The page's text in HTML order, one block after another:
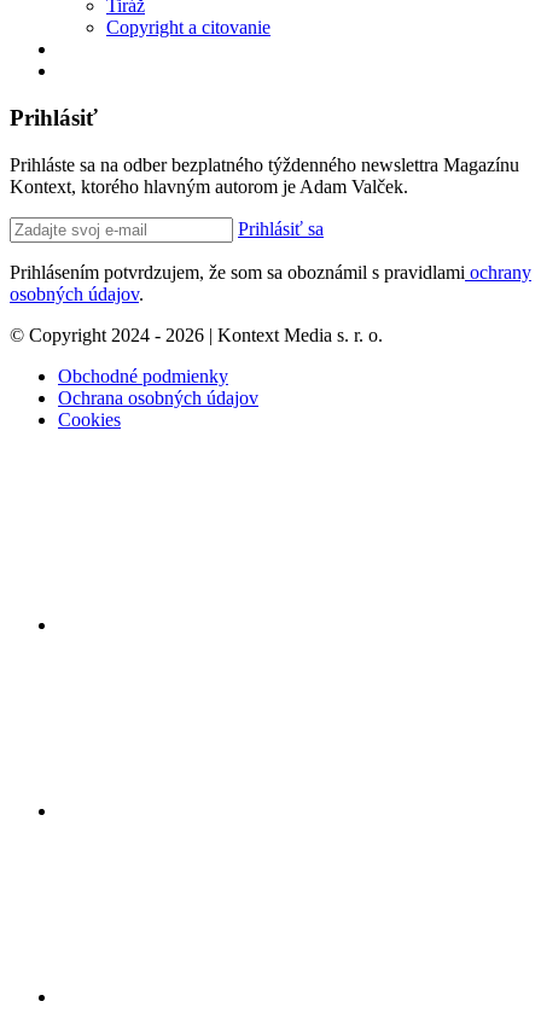
Tiráž
Copyright a citovanie
Prihlásiť
Prihláste sa na odber bezplatného týždenného newslettra Magazínu
Kontext, ktorého hlavným autorom je Adam Valček.
Prihlásiť sa
Prihlásením potvrdzujem, že som sa oboznámil s pravidlami ochrany
osobných údajov.
© Copyright 2024 - 2026 | Kontext Media s. r. o.
Obchodné podmienky
Ochrana osobných údajov
Cookies